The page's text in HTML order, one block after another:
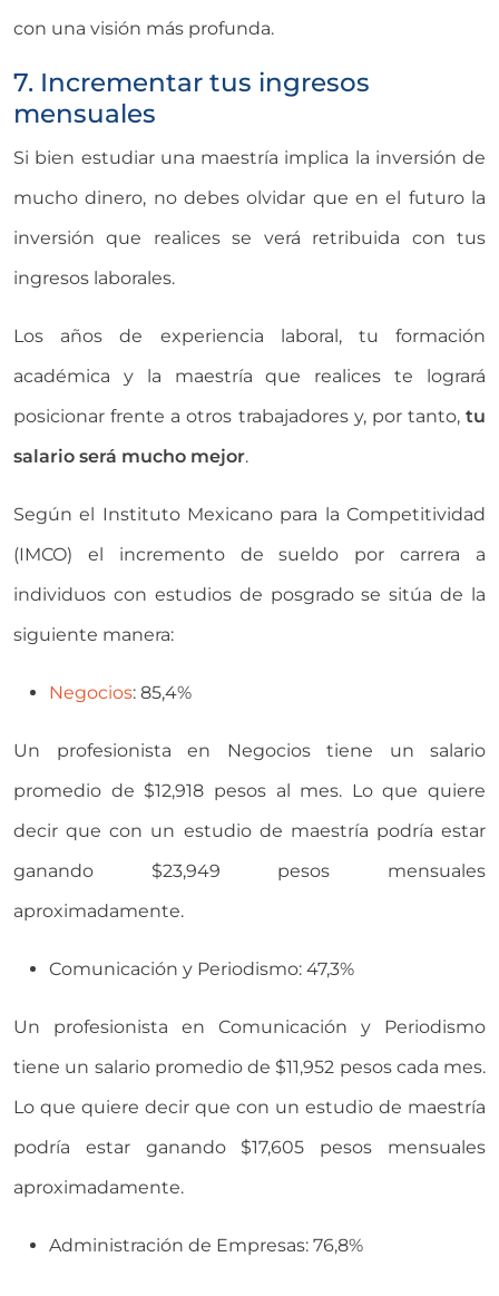
con una visión más profunda.
7. Incrementar tus ingresos
mensuales
Si bien estudiar una maestría implica la inversión de
mucho dinero, no debes olvidar que en el futuro la
inversión que realices se verá retribuida con tus
ingresos laborales.
Los años de experiencia laboral, tu formación
académica y la maestría que realices te logrará
posicionar frente a otros trabajadores y, por tanto, tu
salario será mucho mejor.
Según el Instituto Mexicano para la Competitividad
(IMCO) el incremento de sueldo por carrera a
individuos con estudios de posgrado se sitúa de la
siguiente manera:
Negocios: 85,4%
Un profesionista en Negocios tiene un salario
promedio de $12,918 pesos al mes. Lo que quiere
decir que con un estudio de maestría podría estar
ganando $23,949 pesos mensuales
aproximadamente.
Comunicación y Periodismo: 47,3%
Un profesionista en Comunicación y Periodismo
tiene un salario promedio de $11,952 pesos cada mes.
Lo que quiere decir que con un estudio de maestría
podría estar ganando $17,605 pesos mensuales
aproximadamente.
Administración de Empresas: 76,8%